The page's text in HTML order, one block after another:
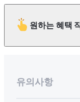
원하는 혜택
유의사항